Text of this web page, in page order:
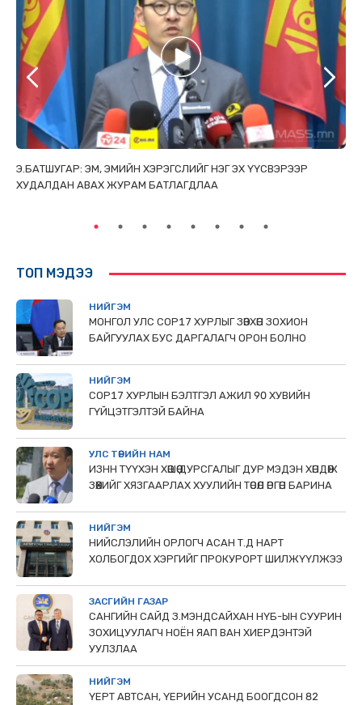
Э.БАТШУГАР: ЭМ, ЭМИЙН ХЭРЭГСЛИЙГ НЭГ ЭХ ҮҮСВЭРЭЭР
ХУДАЛДАН АВАХ ЖУРАМ БАТЛАГДЛАА
ТОП МЭДЭЭ
НИЙГЭМ
МОНГОЛ УЛС СОР17 ХУРЛЫГ ЗӨВХӨН ЗОХИОН
БАЙГУУЛАХ БУС ДАРГАЛАГЧ ОРОН БОЛНО
НИЙГЭМ
COP17 ХУРЛЫН БЭЛТГЭЛ АЖИЛ 90 ХУВИЙН
ГҮЙЦЭТГЭЛТЭЙ БАЙНА
УЛС ТӨРИЙН НАМ
ИЗНН ТҮҮХЭН ХӨШӨӨ ДУРСГАЛЫГ ДУР МЭДЭН ХӨНДӨЖ
ЗӨӨХИЙГ ХЯЗГААРЛАХ ХУУЛИЙН ТӨСӨЛ ӨРГӨН БАРИНА
НИЙГЭМ
НИЙСЛЭЛИЙН ОРЛОГЧ АСАН Т.Д НАРТ
ХОЛБОГДОХ ХЭРГИЙГ ПРОКУРОРТ ШИЛЖҮҮЛЖЭЭ
ЗАСГИЙН ГАЗАР
САНГИЙН САЙД З.МЭНДСАЙХАН НҮБ-ЫН СУУРИН
ЗОХИЦУУЛАГЧ НОЁН ЯАП ВАН ХИЕРДЭНТЭЙ
УУЛЗЛАА
НИЙГЭМ
ҮЕРТ АВТСАН, ҮЕРИЙН УСАНД БООГДСОН 82